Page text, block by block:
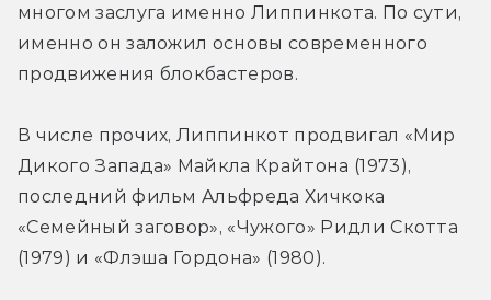
многом заслуга именно Липпинкота. По сути,
именно он заложил основы современного
продвижения блокбастеров.
В числе прочих, Липпинкот продвигал «Мир
Дикого Запада» Майкла Крайтона (1973),
последний фильм Альфреда Хичкока
«Семейный заговор», «Чужого» Ридли Скотта
(1979) и «Флэша Гордона» (1980).